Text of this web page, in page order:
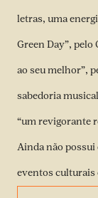
letras, uma
Green Day”, pelo
ao seu melhor”,
sabedoria
“um revigorante
Ainda não possui
eventos culturais